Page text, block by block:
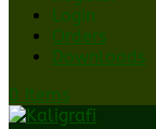
Login
Orders
Downloads
0 Items